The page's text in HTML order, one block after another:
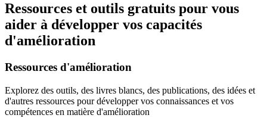
Ressources et outils gratuits pour vous
aider à développer vos capacités
d'amélioration
Ressources d'amélioration
Explorez des outils, des livres blancs, des publications, des idées et
d'autres ressources pour développer vos connaissances et vos
compétences en matière d'amélioration